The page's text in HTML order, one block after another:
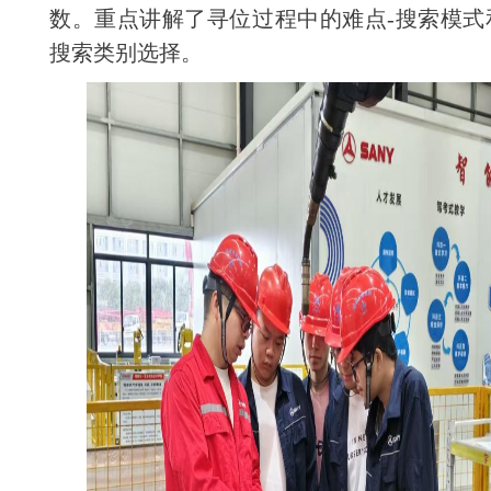
数。重点讲解了寻位过程中的难点-搜索模式
搜索类别选择。